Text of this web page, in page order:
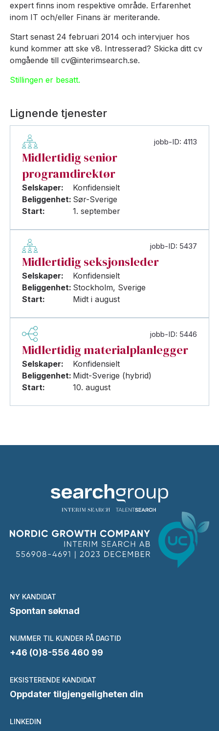
expert finns inom respektive område. Erfarenhet
inom IT och/eller Finans är meriterande.
Start senast 24 februari 2014 och intervjuer hos
kund kommer att ske v8. Intresserad? Skicka ditt cv
omgående till cv@interimsearch.se.
Stillingen er besatt.
Lignende tjenester
jobb-ID: 4113
Midlertidig senior
programdirektør
Selskaper:
Konfidensielt
Beliggenhet: Sør-Sverige
Start:
1. september
jobb-ID: 5437
Midlertidig seksjonsleder
Selskaper:
Konfidensielt
Beliggenhet: Stockholm, Sverige
Start:
Midt i august
jobb-ID: 5446
Midlertidig materialplanlegger
Selskaper:
Konfidensielt
Beliggenhet: Midt-Sverige (hybrid)
Start:
10. august
NY KANDIDAT
Spontan søknad
NUMMER TIL KUNDER PÅ DAGTID
+46 (0)8-556 460 99
EKSISTERENDE KANDIDAT
Oppdater tilgjengeligheten din
LINKEDIN